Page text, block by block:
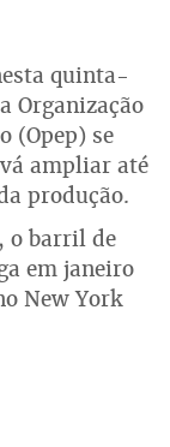
quinta-
Organização
(Opep) se
ampliar até
produção.
o barril de
em janeiro
New York